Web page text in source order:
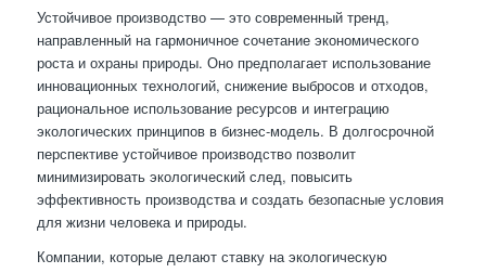
Устойчивое производство — это современный тренд,
направленный на гармоничное сочетание экономического
роста и охраны природы. Оно предполагает использование
инновационных технологий, снижение выбросов и отходов,
рациональное использование ресурсов и интеграцию
экологических принципов в бизнес-модель. В долгосрочной
перспективе устойчивое производство позволит
минимизировать экологический след, повысить
эффективность производства и создать безопасные условия
для жизни человека и природы.
Компании, которые делают ставку на экологическую